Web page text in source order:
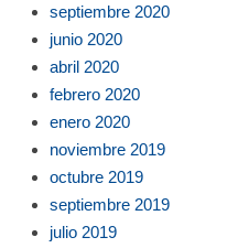
septiembre 2020
junio 2020
abril 2020
febrero 2020
enero 2020
noviembre 2019
octubre 2019
septiembre 2019
julio 2019